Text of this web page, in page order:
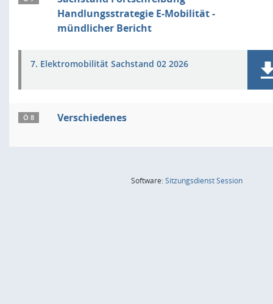
Handlungsstrategie E-Mobilität -
mündlicher Bericht
7. Elektromobilität Sachstand 02 2026
Ö 8 Verschiedenes
Software:SitzungsdienstSession(Wird in